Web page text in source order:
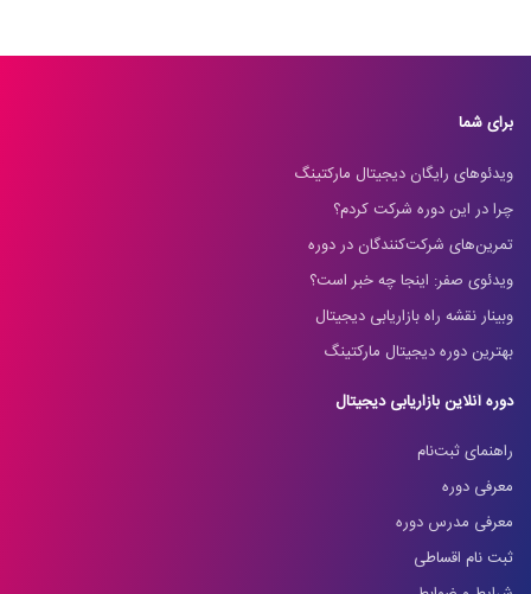
برای شما
ویدئوهای رایگان دیجیتال مارکتینگ
چرا در این دوره شرکت کردم؟
تمرین‌های شرکت‌کنندگان در دوره
ویدئوی صفر: اینجا چه خبر است؟
وبینار نقشه راه بازاریابی دیجیتال
بهترین دوره دیجیتال مارکتینگ
دوره آنلاین بازاریابی دیجیتال
راهنمای ثبت‌نام
معرفی دوره
معرفی مدرس دوره
ثبت نام اقساطی